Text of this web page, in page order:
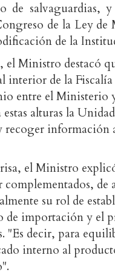
de salvaguardias,
de la Ley de
de la
el Ministro destacó
interior de la
entre el Ministerio
estas alturas la
recoger información
el Ministro
complementados, de
su rol de
de importación y el
"Es decir, para
interno al